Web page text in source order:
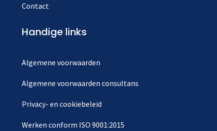
Contact
Handige links
Algemene voorwaarden
Algemene voorwaarden consultans
Privacy- en cookiebeleid
Werken conform ISO 9001:2015